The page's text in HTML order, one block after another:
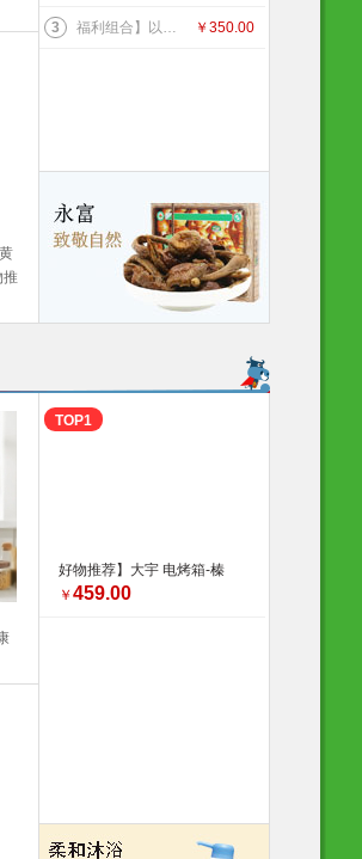
3 福利组合】以岭络膳五常大米稻花香米5kg+以岭压榨花生油5L+以岭土元鸡蛋60枚（预订款） 大米 油 鸡蛋 好物推荐 ￥ 350.00
TOP1
好物推荐】大宇 电烤箱-榛
果棕DY-KX1801（升级版）
￥ 459.00